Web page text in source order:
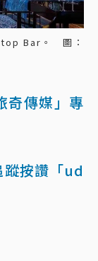
Bar。 圖：
奇傳媒」專
蹤按讚「ud